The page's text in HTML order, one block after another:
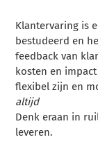
Klantervaring is
bestudeerd en
feedback van
kosten en
flexibel zijn en
altijd
Denk eraan in
leveren.